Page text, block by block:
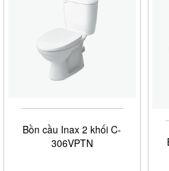
Bồn cầu Inax 2 khối C-
306VPTN